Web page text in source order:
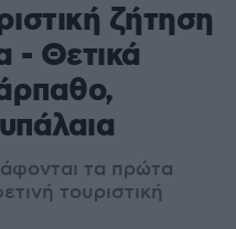
ζήτηση
- Θετικά
τα πρώτα
τουριστική